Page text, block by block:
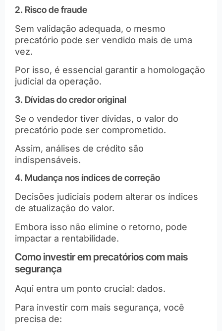
2. Risco de fraude
Sem validação adequada, o mesmo
precatório pode ser vendido mais de uma
vez.
Por isso, é essencial garantir a homologação
judicial da operação.
3. Dívidas do credor original
Se o vendedor tiver dívidas, o valor do
precatório pode ser comprometido.
Assim, análises de crédito são
indispensáveis.
4. Mudança nos índices de correção
Decisões judiciais podem alterar os índices
de atualização do valor.
Embora isso não elimine o retorno, pode
impactar a rentabilidade.
Como investir em precatórios com mais
segurança
Aqui entra um ponto crucial: dados.
Para investir com mais segurança, você
precisa de: